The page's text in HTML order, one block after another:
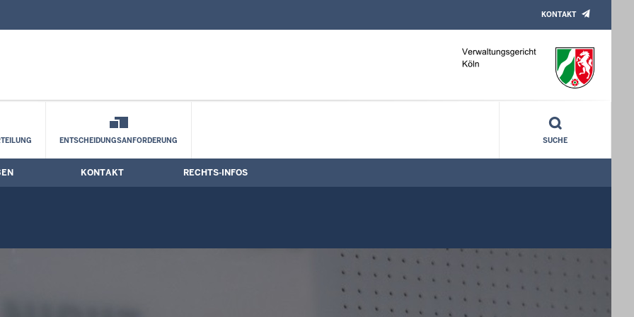
Kontaktformular
KONTAKT
ENTSCHEIDUNGSANFORDERUNG SUCHE
KONTAKT RECHTS-INFOS